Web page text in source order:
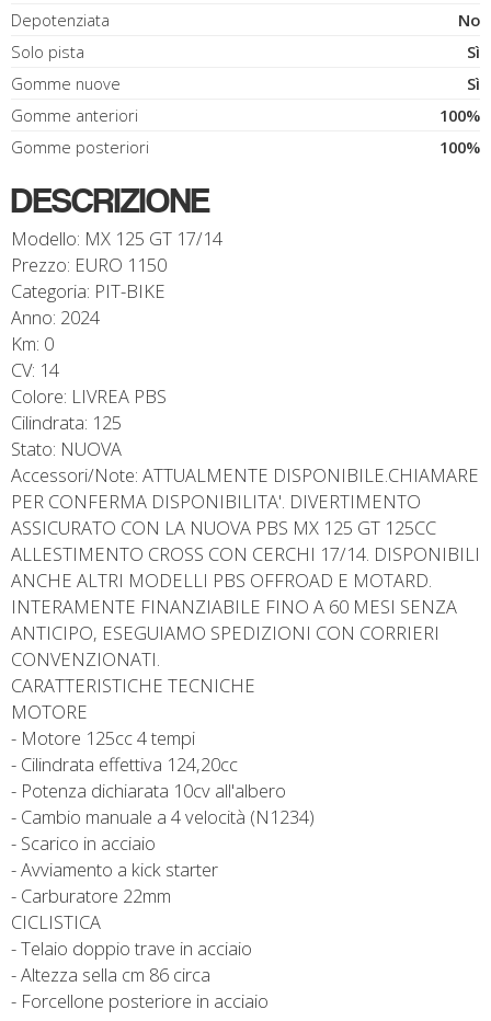
Depotenziata
No
Solo pista
Sì
Gomme nuove
Sì
Gomme anteriori
100%
Gomme posteriori
100%
DESCRIZIONE
Modello: MX 125 GT 17/14
Prezzo: EURO 1150
Categoria: PIT-BIKE
Anno: 2024
Km: 0
CV: 14
Colore: LIVREA PBS
Cilindrata: 125
Stato: NUOVA
Accessori/Note: ATTUALMENTE DISPONIBILE.CHIAMARE
PER CONFERMA DISPONIBILITA'. DIVERTIMENTO
ASSICURATO CON LA NUOVA PBS MX 125 GT 125CC
ALLESTIMENTO CROSS CON CERCHI 17/14. DISPONIBILI
ANCHE ALTRI MODELLI PBS OFFROAD E MOTARD.
INTERAMENTE FINANZIABILE FINO A 60 MESI SENZA
ANTICIPO, ESEGUIAMO SPEDIZIONI CON CORRIERI
CONVENZIONATI.
CARATTERISTICHE TECNICHE
MOTORE
- Motore 125cc 4 tempi
- Cilindrata effettiva 124,20cc
- Potenza dichiarata 10cv all'albero
- Cambio manuale a 4 velocità (N1234)
- Scarico in acciaio
- Avviamento a kick starter
- Carburatore 22mm
CICLISTICA
- Telaio doppio trave in acciaio
- Altezza sella cm 86 circa
- Forcellone posteriore in acciaio